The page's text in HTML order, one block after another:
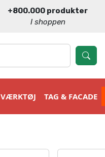
+800.000 produkter
I shoppen
VÆRKTØJ TAG & FACADE